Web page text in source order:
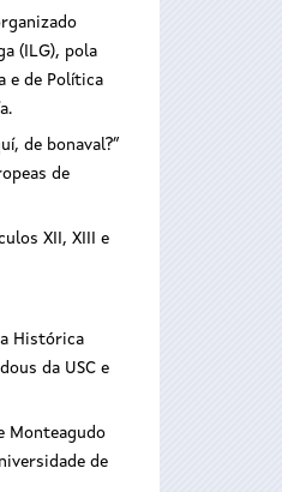
(ILG), pola
e de Política
de bonaval?”
de
XII, XIII e
Histórica
da USC e
Monteagudo
de